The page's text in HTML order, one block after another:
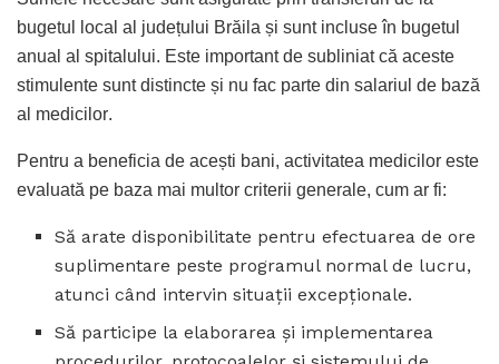
bugetul local al județului Brăila și sunt incluse în bugetul
anual al spitalului. Este important de subliniat că aceste
stimulente sunt distincte și nu fac parte din salariul de bază
al medicilor.
Pentru a beneficia de acești bani, activitatea medicilor este
evaluată pe baza mai multor criterii generale, cum ar fi:
Să arate disponibilitate pentru efectuarea de ore
suplimentare peste programul normal de lucru,
atunci când intervin situații excepționale.
Să participe la elaborarea și implementarea